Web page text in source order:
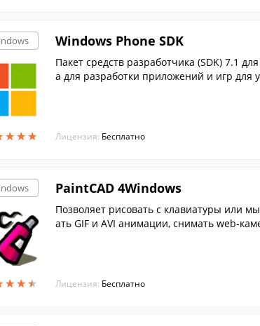
★★★
★★★
Windows Phone SDK
Пакет средств разработчика (SDK) 7.1
а для разработки приложений и игр для
Лицензия: Бесплатно
★★★
★★★
PaintCAD 4Windows
Позволяет рисовать с клавиатуры или
ать GIF и AVI анимации, снимать web-
Лицензия: Бесплатно